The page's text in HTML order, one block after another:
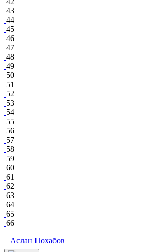
43
44
45
46
47
48
49
50
51
52
53
54
55
56
57
58
59
60
61
62
63
64
65
66
Аслан Похабов